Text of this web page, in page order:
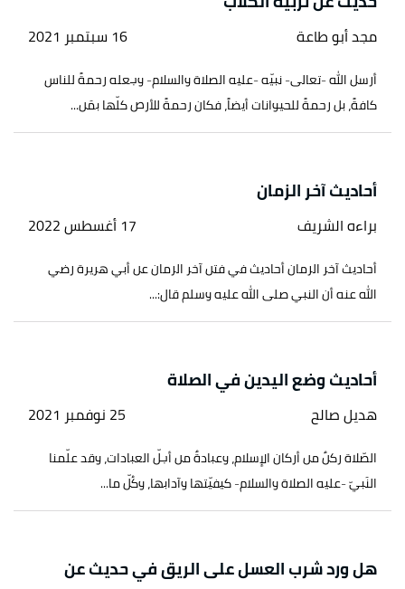
مجد أبو طاعة 16 سبتمبر 2021
أرسل الله -تعالى- نبيّه -عليه الصلاة والسلام- وجعله رحمةً للناس
كافةً، بل رحمةً للحيوانات أيضاً، فكان رحمةً للأرض كلّها بمَن...
أحاديث آخر الزمان
براءه الشريف 17 أغسطس 2022
أحاديث آخر الزمان أحاديث في فتن آخر الزمان عن أبي هريرة رضي
الله عنه أن النبي صلى الله عليه وسلم قال:...
أحاديث وضع اليدين في الصلاة
هديل صالح 25 نوفمبر 2021
الصّلاة ركنٌ من أركان الإسلام، وعبادةٌ من أجلّ العبادات، وقد علّمنا
النَبيّ -عليه الصلاة والسلام- كيفيّتها وآدابها، وكُلّ ما...
هل ورد شرب العسل على الريق في حديث عن